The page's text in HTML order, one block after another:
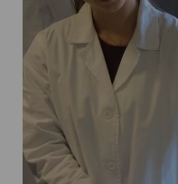
characterization ">